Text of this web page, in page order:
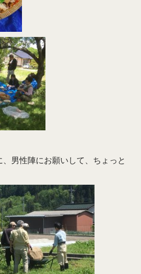
男性陣にお願いして、ちょっと